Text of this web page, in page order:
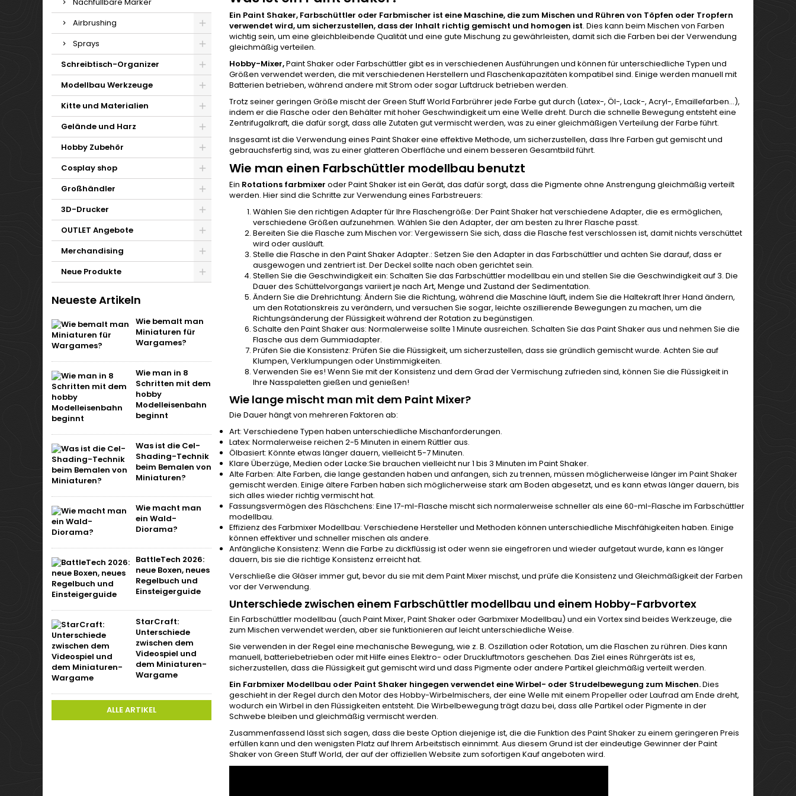
Airbrushing
Sprays
Schreibtisch-Organizer
Modellbau Werkzeuge
Kitte und Materialien
Gelände und Harz
Hobby Zubehör
Cosplay shop
Großhändler
3D-Drucker
OUTLET Angebote
Merchandising
Neue Produkte
Neueste Artikeln
Wie bemalt man
Miniaturen für
Wargames?
Wie man in 8
Schritten mit dem
hobby
Modelleisenbahn
beginnt
Was ist die Cel-
Shading-Technik
beim Bemalen von
Miniaturen?
Wie macht man
ein Wald-
Diorama?
BattleTech 2026:
neue Boxen, neues
Regelbuch und
Einsteigerguide
StarCraft:
Unterschiede
zwischen dem
Videospiel und
dem Miniaturen-
Wargame
ALLE ARTIKEL
Ein Paint Shaker, Farbschüttler oder Farbmischer ist eine Maschine, die zum Mischen und Rühren von Töpfen oder Tropfern
verwendet wird, um sicherzustellen, dass der Inhalt richtig gemischt und homogen ist. Dies kann beim Mischen von Farben
wichtig sein, um eine gleichbleibende Qualität und eine gute Mischung zu gewährleisten, damit sich die Farben bei der Verwendung
gleichmäßig verteilen.
Hobby-Mixer,Paint Shaker oder Farbschüttler gibt es in verschiedenen Ausführungen und können für unterschiedliche Typen und
Größen verwendet werden, die mit verschiedenen Herstellern und Flaschenkapazitäten kompatibel sind. Einige werden manuell mit
Batterien betrieben, während andere mit Strom oder sogar Luftdruck betrieben werden.
Trotz seiner geringen Größe mischt der Green Stuff World Farbrührer jede Farbe gut durch (Latex-, Öl-, Lack-, Acryl-, Emaillefarben...),
indem er die Flasche oder den Behälter mit hoher Geschwindigkeit um eine Welle dreht. Durch die schnelle Bewegung entsteht eine
Zentrifugalkraft, die dafür sorgt, dass alle Zutaten gut vermischt werden, was zu einer gleichmäßigen Verteilung der Farbe führt.
Insgesamt ist die Verwendung eines Paint Shaker eine effektive Methode, um sicherzustellen, dass Ihre Farben gut gemischt und
gebrauchsfertig sind, was zu einer glatteren Oberfläche und einem besseren Gesamtbild führt.
Wie man einen Farbschüttler modellbau benutzt
Ein Rotations farbmixer oder Paint Shaker ist ein Gerät, das dafür sorgt, dass die Pigmente ohne Anstrengung gleichmäßig verteilt
werden. Hier sind die Schritte zur Verwendung eines Farbstreuers:
Wählen Sie den richtigen Adapter für Ihre Flaschengröße: Der Paint Shaker hat verschiedene Adapter, die es ermöglichen,
verschiedene Größen aufzunehmen. Wählen Sie den Adapter, der am besten zu Ihrer Flasche passt.
Bereiten Sie die Flasche zum Mischen vor: Vergewissern Sie sich, dass die Flasche fest verschlossen ist, damit nichts verschüttet
wird oder ausläuft.
Stelle die Flasche in den Paint Shaker Adapter.: Setzen Sie den Adapter in das Farbschüttler und achten Sie darauf, dass er
ausgewogen und zentriert ist. Der Deckel sollte nach oben gerichtet sein.
Stellen Sie die Geschwindigkeit ein: Schalten Sie das Farbschüttler modellbau ein und stellen Sie die Geschwindigkeit auf 3. Die
Dauer des Schüttelvorgangs variiert je nach Art, Menge und Zustand der Sedimentation.
Ändern Sie die Drehrichtung: Ändern Sie die Richtung, während die Maschine läuft, indem Sie die Haltekraft Ihrer Hand ändern,
um den Rotationskreis zu verändern, und versuchen Sie sogar, leichte oszillierende Bewegungen zu machen, um die
Richtungsänderung der Flüssigkeit während der Rotation zu begünstigen.
Schalte den Paint Shaker aus: Normalerweise sollte 1 Minute ausreichen. Schalten Sie das Paint Shaker aus und nehmen Sie die
Flasche aus dem Gummiadapter.
Prüfen Sie die Konsistenz: Prüfen Sie die Flüssigkeit, um sicherzustellen, dass sie gründlich gemischt wurde. Achten Sie auf
Klumpen, Verklumpungen oder Unstimmigkeiten.
Verwenden Sie es! Wenn Sie mit der Konsistenz und dem Grad der Vermischung zufrieden sind, können Sie die Flüssigkeit in
Ihre Nasspaletten gießen und genießen!
Wie lange mischt man mit dem Paint Mixer?
Die Dauer hängt von mehreren Faktoren ab:
Art: Verschiedene Typen haben unterschiedliche Mischanforderungen.
Latex: Normalerweise reichen 2-5 Minuten in einem Rüttler aus.
Ölbasiert: Könnte etwas länger dauern, vielleicht 5-7 Minuten.
Klare Überzüge, Medien oder Lacke:Sie brauchen vielleicht nur 1 bis 3 Minuten im Paint Shaker.
Alte Farben: Alte Farben, die lange gestanden haben und anfangen, sich zu trennen, müssen möglicherweise länger im Paint Shaker
gemischt werden. Einige ältere Farben haben sich möglicherweise stark am Boden abgesetzt, und es kann etwas länger dauern, bis
sich alles wieder richtig vermischt hat.
Fassungsvermögen des Fläschchens: Eine 17-ml-Flasche mischt sich normalerweise schneller als eine 60-ml-Flasche im Farbschüttler
modellbau.
Effizienz des Farbmixer Modellbau: Verschiedene Hersteller und Methoden können unterschiedliche Mischfähigkeiten haben. Einige
können effektiver und schneller mischen als andere.
Anfängliche Konsistenz: Wenn die Farbe zu dickflüssig ist oder wenn sie eingefroren und wieder aufgetaut wurde, kann es länger
dauern, bis sie die richtige Konsistenz erreicht hat.
Verschließe die Gläser immer gut, bevor du sie mit dem Paint Mixer mischst, und prüfe die Konsistenz und Gleichmäßigkeit der Farben
vor der Verwendung.
Unterschiede zwischen einem Farbschüttler modellbau und einem Hobby-Farbvortex
Ein Farbschüttler modellbau (auch Paint Mixer, Paint Shaker oder Garbmixer Modellbau) und ein Vortex sind beides Werkzeuge, die
zum Mischen verwendet werden, aber sie funktionieren auf leicht unterschiedliche Weise.
Sie verwenden in der Regel eine mechanische Bewegung, wie z. B. Oszillation oder Rotation, um die Flaschen zu rühren. Dies kann
manuell, batteriebetrieben oder mit Hilfe eines Elektro- oder Druckluftmotors geschehen. Das Ziel eines Rührgeräts ist es,
sicherzustellen, dass die Flüssigkeit gut gemischt wird und dass Pigmente oder andere Partikel gleichmäßig verteilt werden.
Ein Farbmixer Modellbau oder Paint Shaker hingegen verwendet eine Wirbel- oder Strudelbewegung zum Mischen.Dies
geschieht in der Regel durch den Motor des Hobby-Wirbelmischers, der eine Welle mit einem Propeller oder Laufrad am Ende dreht,
wodurch ein Wirbel in den Flüssigkeiten entsteht. Die Wirbelbewegung trägt dazu bei, dass alle Partikel oder Pigmente in der
Schwebe bleiben und gleichmäßig vermischt werden.
Zusammenfassend lässt sich sagen, dass die beste Option diejenige ist, die die Funktion des Paint Shaker zu einem geringeren Preis
erfüllen kann und den wenigsten Platz auf Ihrem Arbeitstisch einnimmt. Aus diesem Grund ist der eindeutige Gewinner der Paint
Shaker von Green Stuff World, der auf der offiziellen Website zum sofortigen Kauf angeboten wird.